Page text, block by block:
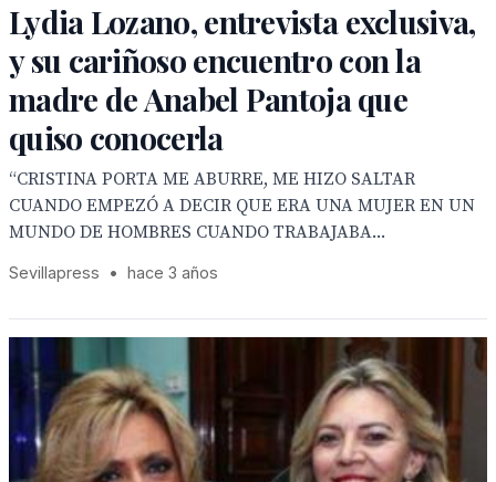
Lydia Lozano, entrevista exclusiva,
y su cariñoso encuentro con la
madre de Anabel Pantoja que
quiso conocerla
“CRISTINA PORTA ME ABURRE, ME HIZO SALTAR
CUANDO EMPEZÓ A DECIR QUE ERA UNA MUJER EN UN
MUNDO DE HOMBRES CUANDO TRABAJABA...
Sevillapress • hace 3 años